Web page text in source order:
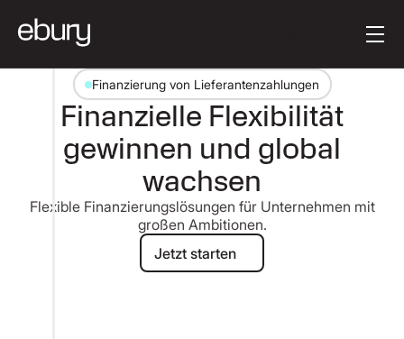
Finanzierung von Lieferantenzahlungen
Finanzielle Flexibilität
gewinnen und global
wachsen
Flexible Finanzierungslösungen für Unternehmen mit
großen Ambitionen.
Jetzt starten
Jetzt starten